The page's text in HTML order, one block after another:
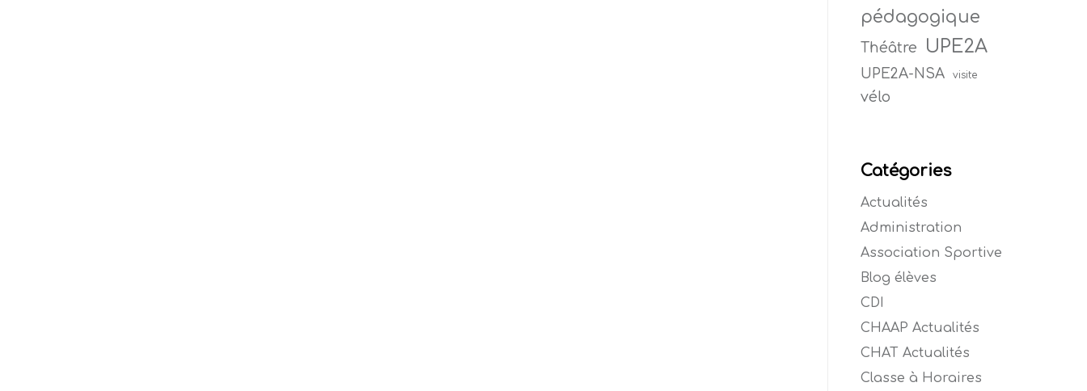
pédagogique
Théâtre UPE2A
UPE2A-NSA visite
vélo
Catégories
Actualités
Administration
Association Sportive
Blog élèves
CDI
CHAAP Actualités
CHAT Actualités
Classe à Horaires